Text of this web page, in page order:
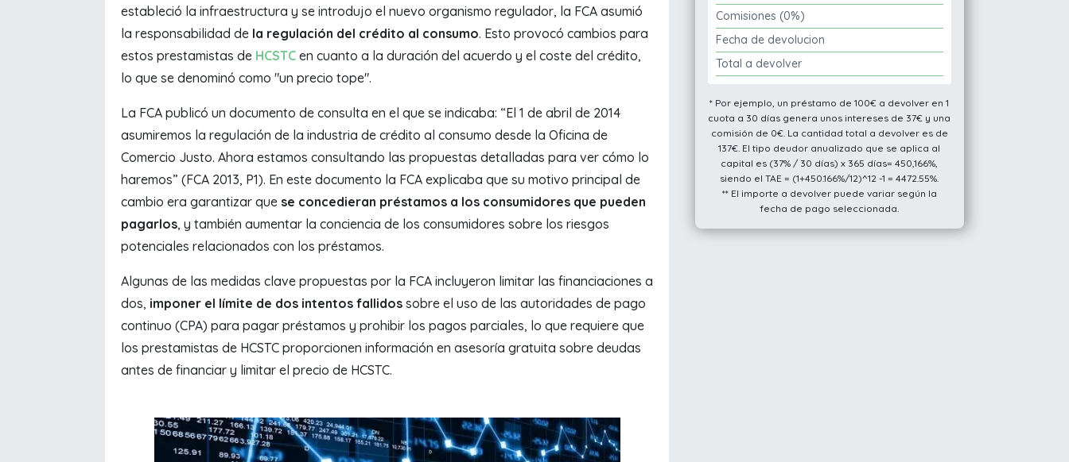
estableció la infraestructura y se introdujo el nuevo organismo regulador, la FCA asumió
la responsabilidad de la regulación del crédito al consumo. Esto provocó cambios para
estos prestamistas de HCSTC en cuanto a la duración del acuerdo y el coste del crédito,
lo que se denominó como "un precio tope".
La FCA publicó un documento de consulta en el que se indicaba: “El 1 de abril de 2014
asumiremos la regulación de la industria de crédito al consumo desde la Oficina de
Comercio Justo. Ahora estamos consultando las propuestas detalladas para ver cómo lo
haremos” (FCA 2013, P1). En este documento la FCA explicaba que su motivo principal de
cambio era garantizar que se concedieran préstamos a los consumidores que pueden
pagarlos, y también aumentar la conciencia de los consumidores sobre los riesgos
potenciales relacionados con los préstamos.
Algunas de las medidas clave propuestas por la FCA incluyeron limitar las financiaciones a
dos, imponer el límite de dos intentos fallidos sobre el uso de las autoridades de pago
continuo (CPA) para pagar préstamos y prohibir los pagos parciales, lo que requiere que
los prestamistas de HCSTC proporcionen información en asesoría gratuita sobre deudas
antes de financiar y limitar el precio de HCSTC.
Comisiones (0%)
Fecha de devolucion
Total a devolver
* Por ejemplo, un préstamo de 100€ a devolver en 1
cuota a 30 días genera unos intereses de 37€ y una
comisión de 0€. La cantidad total a devolver es de
137€. El tipo deudor anualizado que se aplica al
capital es (37% / 30 días) x 365 días= 450,166%,
siendo el TAE = (1+450.166%/12)^12 -1 = 4472.55%.
** El importe a devolver puede variar según la
fecha de pago seleccionada.